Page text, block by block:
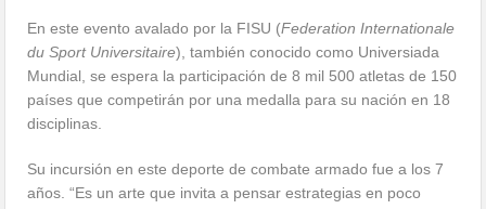
En este evento avalado por la FISU (Federation Internationale
du Sport Universitaire), también conocido como Universiada
Mundial, se espera la participación de 8 mil 500 atletas de 150
países que competirán por una medalla para su nación en 18
disciplinas.
Su incursión en este deporte de combate armado fue a los 7
años. “Es un arte que invita a pensar estrategias en poco